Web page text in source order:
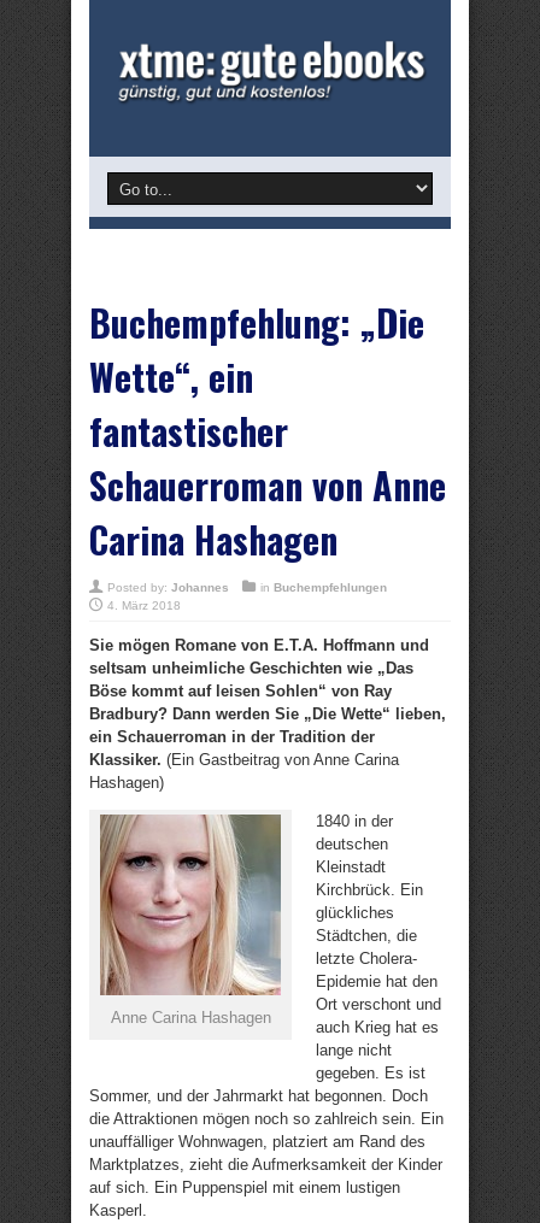
Buchempfehlung: „Die
Wette“, ein
fantastischer
Schauerroman von Anne
Carina Hashagen
Posted by: Johannes in Buchempfehlungen
4. März 2018
Sie mögen Romane von E.T.A. Hoffmann und
seltsam unheimliche Geschichten wie „Das
Böse kommt auf leisen Sohlen“ von Ray
Bradbury? Dann werden Sie „Die Wette“ lieben,
ein Schauerroman in der Tradition der
Klassiker. (Ein Gastbeitrag von Anne Carina
Hashagen)
Anne Carina Hashagen
1840 in der
deutschen
Kleinstadt
Kirchbrück. Ein
glückliches
Städtchen, die
letzte Cholera-
Epidemie hat den
Ort verschont und
auch Krieg hat es
lange nicht
gegeben. Es ist
Sommer, und der Jahrmarkt hat begonnen. Doch
die Attraktionen mögen noch so zahlreich sein. Ein
unauffälliger Wohnwagen, platziert am Rand des
Marktplatzes, zieht die Aufmerksamkeit der Kinder
auf sich. Ein Puppenspiel mit einem lustigen
Kasperl.